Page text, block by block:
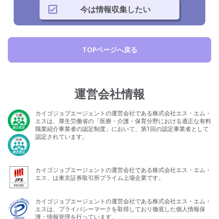
今は情報収集したい
TOPページへ戻る
運営会社情報
カイゴジョブエージェントの運営会社である株式会社エス・エム・
エスは、厚生労働省の「医療・介護・保育分野における適正な有料
職業紹介事業者の認定制度」において、第1回の認定事業者として
認定されています。
カイゴジョブエージェントの運営会社である株式会社エス・エム・
エス、は東京証券取引所プライム上場企業です。
カイゴジョブエージェントの運営会社である株式会社エス・エム・
エスは、プライバシーマークを取得しており徹底した個人情報保
護・情報管理を行っています。